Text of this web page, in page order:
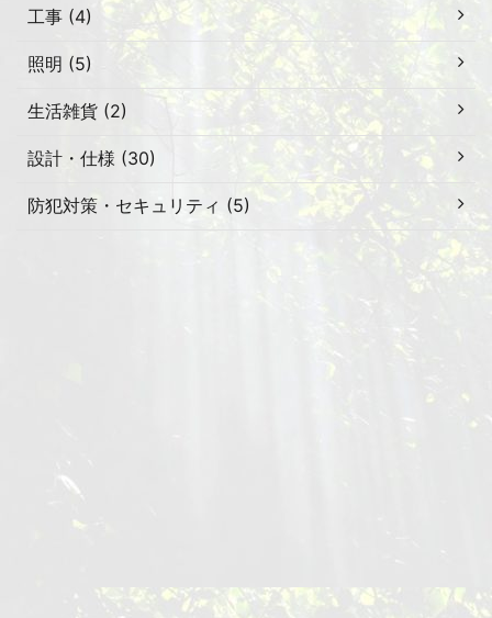
工事 (4)
照明 (5)
生活雑貨 (2)
設計・仕様 (30)
防犯対策・セキュリティ (5)